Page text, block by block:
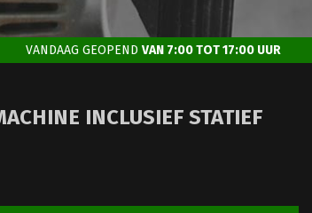
VANDAAG GEOPEND VAN 7:00 TOT 17:00 UUR
INCLUSIEF STATIEF